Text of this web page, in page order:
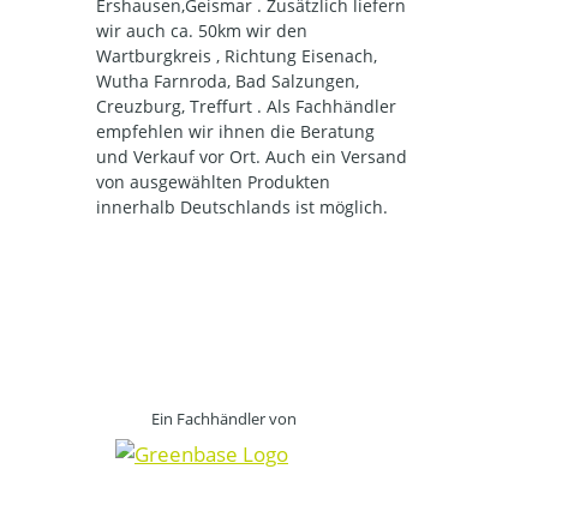
Ershausen,Geismar . Zusätzlich liefern
wir auch ca. 50km wir den
Wartburgkreis , Richtung Eisenach,
Wutha Farnroda, Bad Salzungen,
Creuzburg, Treffurt . Als Fachhändler
empfehlen wir ihnen die Beratung
und Verkauf vor Ort. Auch ein Versand
von ausgewählten Produkten
innerhalb Deutschlands ist möglich.
Ein Fachhändler von